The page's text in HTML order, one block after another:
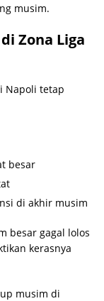
musim.
Zona Liga
Napoli tetap
besar
di akhir musim
besar gagal lolos
kerasnya
musim di